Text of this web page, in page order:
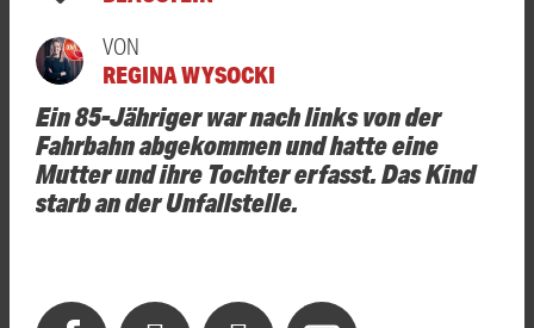
VON
REGINA WYSOCKI
Ein 85-Jähriger war nach links von der
Fahrbahn abgekommen und hatte eine
Mutter und ihre Tochter erfasst. Das Kind
starb an der Unfallstelle.